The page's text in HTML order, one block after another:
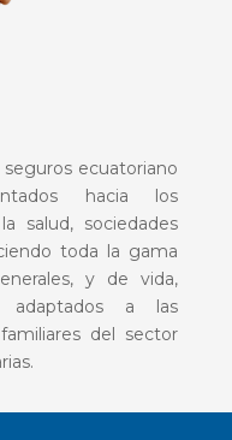
ecuatoriano
hacia los
salud, sociedades
toda la gama
y de vida,
adaptados a las
del sector